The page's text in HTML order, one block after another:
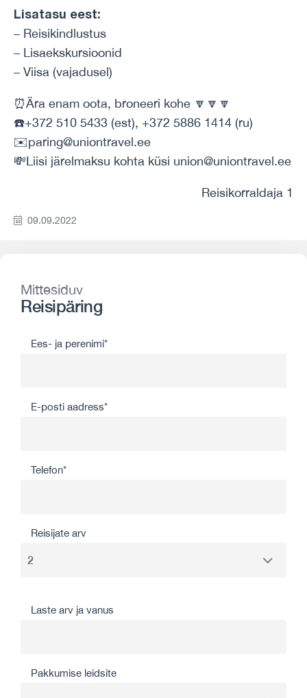
Lisatasu eest:
– Reisikindlustus
– Lisaekskursioonid
– Viisa (vajadusel)
⏰Ära enam oota, broneeri kohe 🔽🔽🔽
☎️+372 510 5433 (est), +372 5886 1414 (ru)
✉️paring@uniontravel.ee
💸Liisi järelmaksu kohta küsi union@uniontravel.ee
Reisikorraldaja 1
09.09.2022
Mittesiduv
Reisipäring
Ees- ja perenimi*
E-posti aadress*
Telefon*
Reisijate arv
Laste arv ja vanus
Pakkumise leidsite